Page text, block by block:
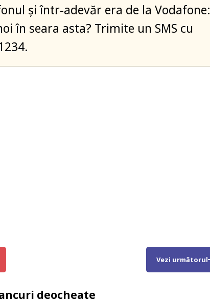
şi într-adevăr era de la Vodafone:
în seara asta? Trimite un SMS cu
Vezi următorul
deocheate